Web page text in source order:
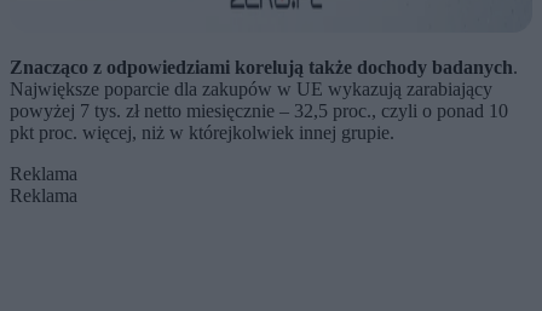
Znacząco z odpowiedziami korelują także dochody badanych.
Największe poparcie dla zakupów w UE wykazują zarabiający
powyżej 7 tys. zł netto miesięcznie – 32,5 proc., czyli o ponad 10
pkt proc. więcej, niż w którejkolwiek innej grupie.
Reklama
Reklama